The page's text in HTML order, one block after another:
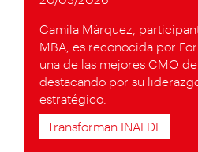
Camila Márquez,
MBA, es reconocida por
una de las mejores CMO
destacando por su
estratégico.
Transforman INALDE